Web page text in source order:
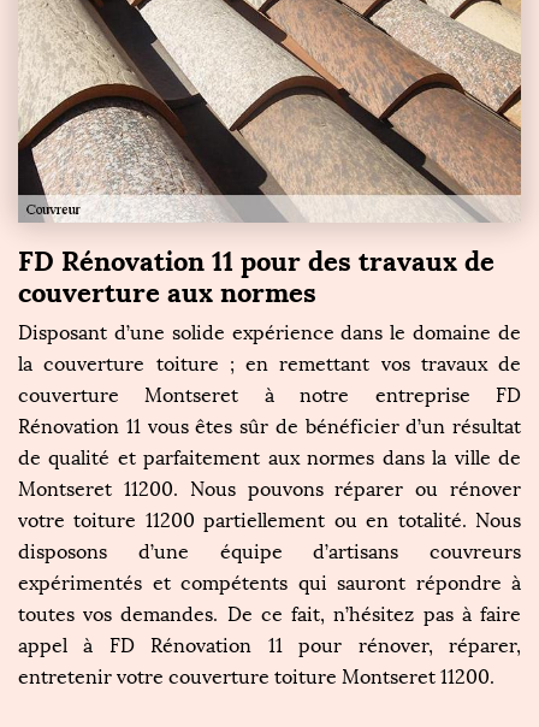
FD Rénovation 11 pour des travaux de
couverture aux normes
Disposant d’une solide expérience dans le domaine de
la couverture toiture ; en remettant vos travaux de
couverture Montseret à notre entreprise FD
Rénovation 11 vous êtes sûr de bénéficier d’un résultat
de qualité et parfaitement aux normes dans la ville de
Montseret 11200. Nous pouvons réparer ou rénover
votre toiture 11200 partiellement ou en totalité. Nous
disposons d’une équipe d’artisans couvreurs
expérimentés et compétents qui sauront répondre à
toutes vos demandes. De ce fait, n’hésitez pas à faire
appel à FD Rénovation 11 pour rénover, réparer,
entretenir votre couverture toiture Montseret 11200.